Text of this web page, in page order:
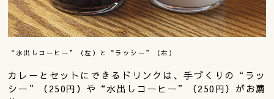
“水出しコーヒー”（左）と“ラッシー”（右）
カレーとセットにできるドリンクは、手づくりの“ラッ
シー”（250円）や“水出しコーヒー”（250円）がお薦